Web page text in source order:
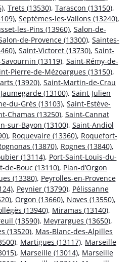
, Trets (13530), Tarascon (13150),
, Septèmes-les-Vallons (13240),
les-Pins (13960), Salon-de-
de-Provence (13300), Saintes-
, Saint-Victoret (13730), Saint-
(13119), Saint-Rémy-de-
Pierre-de-Mézoargues (13150),
(13920), Saint-Martin-de-Crau
(13100), Saint-Julien
du-Grès (13103), Saint-Estève-
Chamas (13250), Saint-Cannat
sur-Bayon (13100), Saint-Andiol
, Roquevaire (13360), Roquefort-
(13870), Rognes (13840),
(13114), Port-Saint-Louis-du-
de-Bouc (13110), Plan-d’Orgon
(13380), Peyrolles-en-Provence
, Peynier (13790), Pélissanne
, Orgon (13660), Noves (13550),
(13940), Miramas (13140),
(13590), Meyrargues (13650),
(13520), Mas-Blanc-des-Alpilles
, Martigues (13117), Marseille
, Marseille (13014), Marseille